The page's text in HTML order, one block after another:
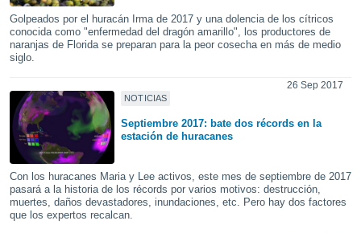
ya sean
nuestros
nos
así como
perfil
y
en
más
nuestra
Golpeados por el huracán Irma de 2017 y una dolencia de los cítricos
conocida como "enfermedad del dragón amarillo", los productores de
naranjas de Florida se preparan para la peor cosecha en más de medio
siglo.
NOTICIAS
26 Sep 2017
Septiembre 2017: bate dos récords en la
estación de huracanes
Con los huracanes Maria y Lee activos, este mes de septiembre de 2017
pasará a la historia de los récords por varios motivos: destrucción,
muertes, daños devastadores, inundaciones, etc. Pero hay dos factores
que los expertos recalcan.